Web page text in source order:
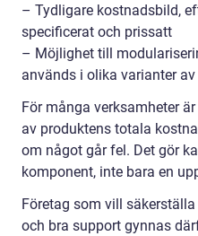
– Tydligare kostnadsbild,
specificerat och prissatt
– Möjlighet till
används i olika varianter
För många verksamheter
av produktens totala
om något går fel. Det gör
komponent, inte bara en
Företag som vill
och bra support gynnas